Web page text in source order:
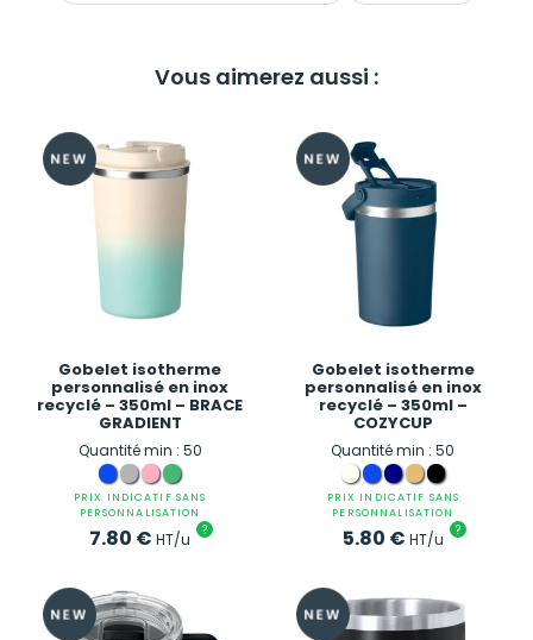
Vous aimerez aussi :
Gobelet isotherme
personnalisé en inox
recyclé – 350ml – BRACE
GRADIENT
Quantité min : 50
PRIX INDICATIF SANS
PERSONNALISATION
7.80 € HT/u ?
Gobelet isotherme
personnalisé en inox
recyclé – 350ml –
COZYCUP
Quantité min : 50
PRIX INDICATIF SANS
PERSONNALISATION
5.80 € HT/u ?